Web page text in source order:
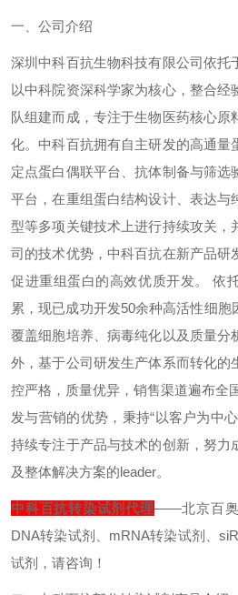
一、 公司介绍
深圳中科百抗生物科技有限公司依托
以中科院资深科学家为核心，整合经
队组建而成，专注于生物医药核心原
化。中科百抗拥有自主研发的高通量
定点蛋白偶联平台、抗体制备与筛选
平台，在重组蛋白结构设计、表达与
型等多项关键技术上进行持续攻关，
司的技术优势，中科百抗在新产品研
促进重组蛋白的高效优质开发。
依
累，现已成功开发50余种高活性细胞
覆盖细胞培养、病毒纯化以及质量分
外，基于公司研发生产体系而转化的
控严格，质量优异，销售渠道遍布全国
发与营销的优势，秉持“以客户为中
持续专注于产品与技术的创新，努力
及整体解决方案的leader。
中科百抗转染试剂代理——北京百奥
DNA转染试剂、 mRNA转染试剂、
试剂，请咨询！